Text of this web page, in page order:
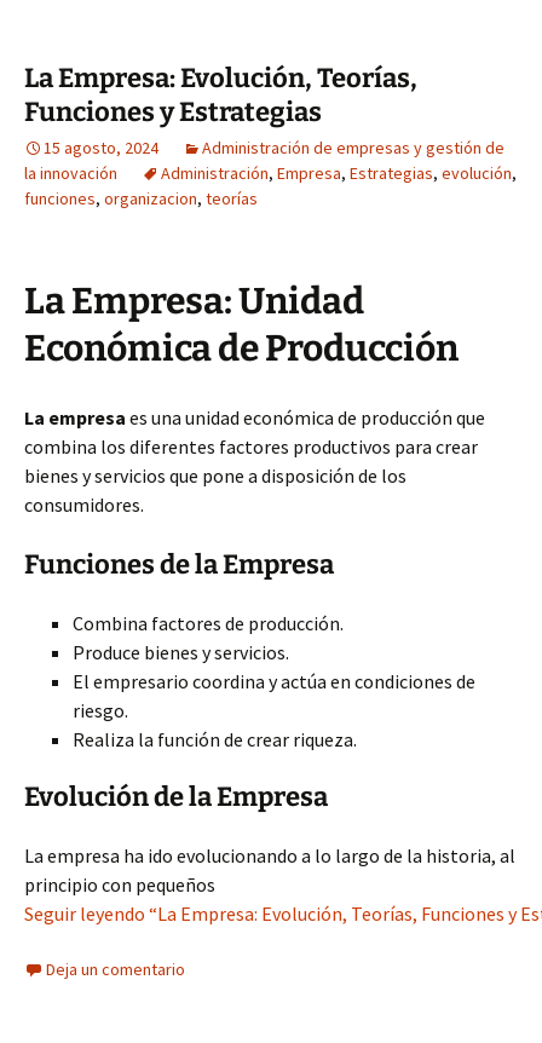
La Empresa: Evolución, Teorías,
Funciones y Estrategias
15 agosto, 2024
Administración de empresas y gestión de
la innovación
Administración, Empresa, Estrategias, evolución,
funciones, organizacion, teorías
La Empresa: Unidad
Económica de Producción
La empresa es una unidad económica de producción que
combina los diferentes factores productivos para crear
bienes y servicios que pone a disposición de los
consumidores.
Funciones de la Empresa
Combina factores de producción.
Produce bienes y servicios.
El empresario coordina y actúa en condiciones de
riesgo.
Realiza la función de crear riqueza.
Evolución de la Empresa
La empresa ha ido evolucionando a lo largo de la historia, al
principio con pequeños
Seguir leyendo “La Empresa: Evolución, Teorías, Funciones y
Deja un comentario